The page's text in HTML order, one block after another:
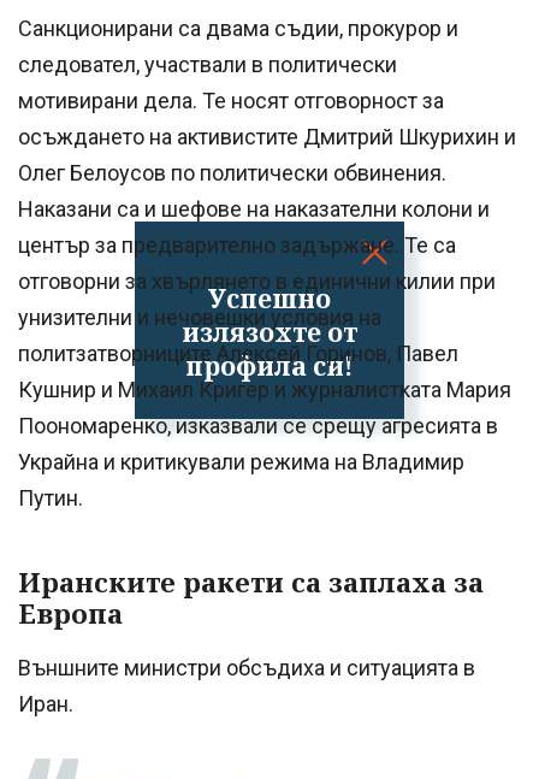
Успешно
излязохте от
профила си!
Санкционирани са двама съдии, прокурор и
следовател, участвали в политически
мотивирани дела. Те носят отговорност за
осъждането на активистите Дмитрий Шкурихин и
Олег Белоусов по политически обвинения.
Наказани са и шефове на наказателни колони и
център за предварително задържане. Те са
отговорни за хвърлянето в единични килии при
унизителни и нечовешки условия на
политзатворниците Алексей Горинов, Павел
Кушнир и Михаил Кригер и журналистката Мария
Поономаренко, изказвали се срещу агресията в
Украйна и критикували режима на Владимир
Путин.
Иранските ракети са заплаха за
Европа
Външните министри обсъдиха и ситуацията в
Иран.